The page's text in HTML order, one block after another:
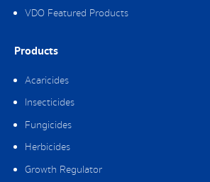
VDO Featured Products
Products
Acaricides
Insecticides
Fungicides
Herbicides
Growth Regulator